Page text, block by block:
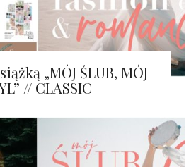
„MÓJ ŚLUB, MÓJ
// CLASSIC